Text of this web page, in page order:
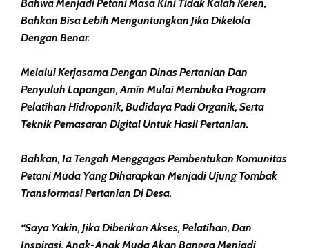
Bahwa Menjadi Petani Masa Kini Tidak Kalah Keren,
Bahkan Bisa Lebih Menguntungkan Jika Dikelola
Dengan Benar.
Melalui Kerjasama Dengan Dinas Pertanian Dan
Penyuluh Lapangan, Amin Mulai Membuka Program
Pelatihan Hidroponik, Budidaya Padi Organik, Serta
Teknik Pemasaran Digital Untuk Hasil Pertanian.
Bahkan, Ia Tengah Menggagas Pembentukan Komunitas
Petani Muda Yang Diharapkan Menjadi Ujung Tombak
Transformasi Pertanian Di Desa.
“Saya Yakin, Jika Diberikan Akses, Pelatihan, Dan
Inspirasi, Anak-Anak Muda Akan Bangga Menjadi